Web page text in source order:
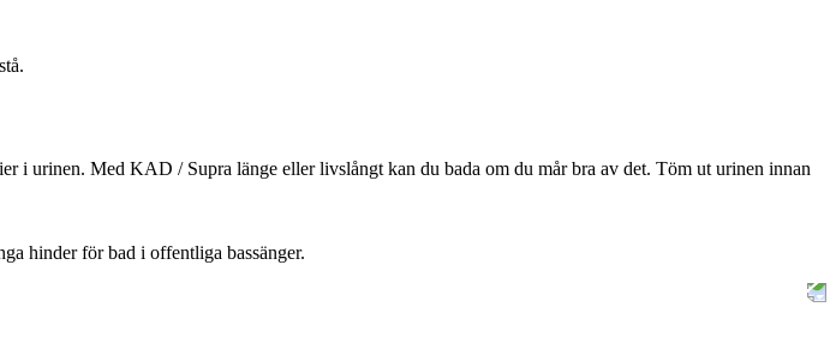
urinen. Med KAD / Supra länge eller livslångt kan du bada om du mår bra av det. Töm ut urinen innan
hinder för bad i offentliga bassänger.